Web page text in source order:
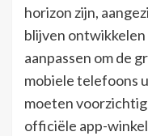
horizon zijn,
blijven
aanpassen om de
mobiele telefoons
moeten voorzichtig
officiële app-